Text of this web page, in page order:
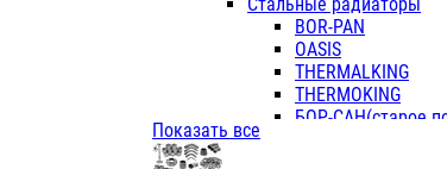
BOR-PAN
OASIS
THERMALKING
THERMOKING
БОР-САН(старое
Показать все